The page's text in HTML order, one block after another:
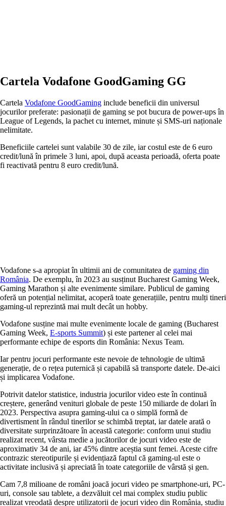
Cartela Vodafone GoodGaming GG
Cartela Vodafone GoodGaming include beneficii din universul
jocurilor preferate: pasionații de gaming se pot bucura de power-ups în
League of Legends, la pachet cu internet, minute și SMS-uri naționale
nelimitate.
Beneficiile cartelei sunt valabile 30 de zile, iar costul este de 6 euro
credit/lună în primele 3 luni, apoi, după aceasta perioadă, oferta poate
fi reactivată pentru 8 euro credit/lună.
Vodafone s-a apropiat în ultimii ani de comunitatea de gaming din
România. De exemplu, în 2023 au susținut Bucharest Gaming Week,
Gaming Marathon și alte evenimente similare. Publicul de gaming
oferă un potențial nelimitat, acoperă toate generațiile, pentru mulți tineri
gaming-ul reprezintă mai mult decât un hobby.
Vodafone susține mai multe evenimente locale de gaming (Bucharest
Gaming Week, E-sports Summit) și este partener al celei mai
performante echipe de esports din România: Nexus Team.
Iar pentru jocuri performante este nevoie de tehnologie de ultimă
generație, de o rețea puternică și capabilă să transporte datele. De-aici
și implicarea Vodafone.
Potrivit datelor statistice, industria jocurilor video este în continuă
creștere, generând venituri globale de peste 150 miliarde de dolari în
2023. Perspectiva asupra gaming-ului ca o simplă formă de
divertisment în rândul tinerilor se schimbă treptat, iar datele arată o
diversitate surprinzătoare în această categorie: conform unui studiu
realizat recent, vârsta medie a jucătorilor de jocuri video este de
aproximativ 34 de ani, iar 45% dintre aceștia sunt femei. Aceste cifre
contrazic stereotipurile și evidențiază faptul că gaming-ul este o
activitate inclusivă și apreciată în toate categoriile de vârstă și gen.
Cam 7,8 milioane de români joacă jocuri video pe smartphone-uri, PC-
uri, console sau tablete, a dezvăluit cel mai complex studiu public
realizat vreodată despre utilizatorii de jocuri video din România, studiu